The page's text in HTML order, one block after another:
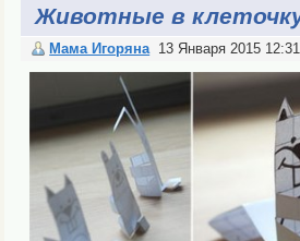
Животные в
Мама Игоряна 13 Января 2015